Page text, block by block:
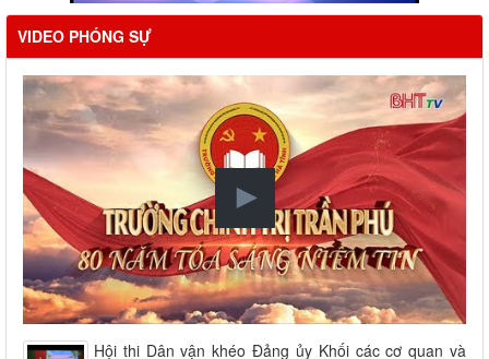
VIDEO PHÓNG SỰ
Hội thi Dân vận khéo Đảng ủy Khối các cơ quan và